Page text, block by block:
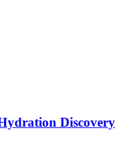
Discovery